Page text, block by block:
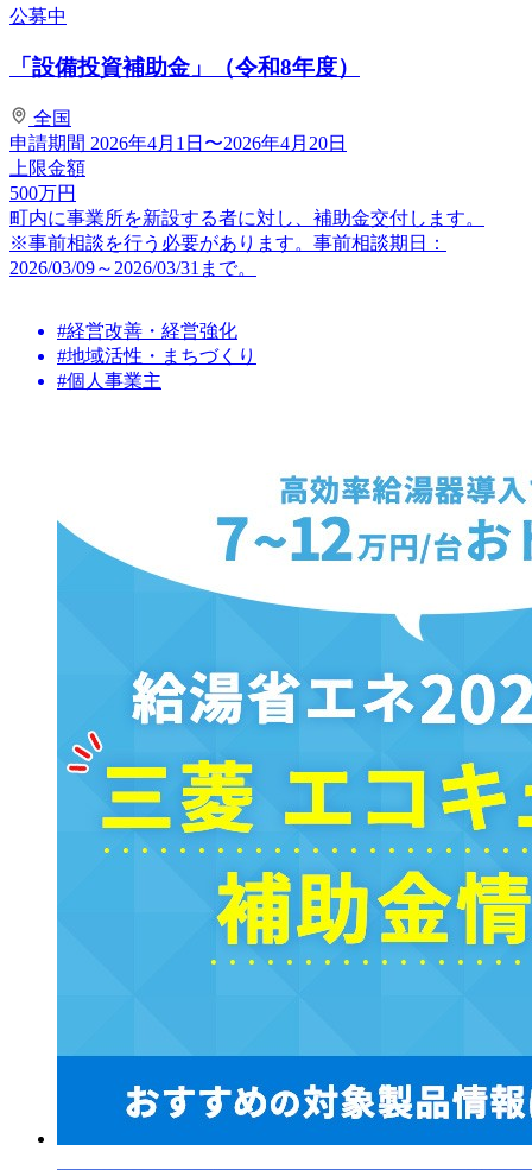
公募中
「設備投資補助金」（令和8年度）
全国
申請期間 2026年4月1日〜2026年4月20日
上限金額
500万円
町内に事業所を新設する者に対し、補助金交付します。
※事前相談を行う必要があります。事前相談期日：
2026/03/09～2026/03/31まで。
#経営改善・経営強化
#地域活性・まちづくり
#個人事業主